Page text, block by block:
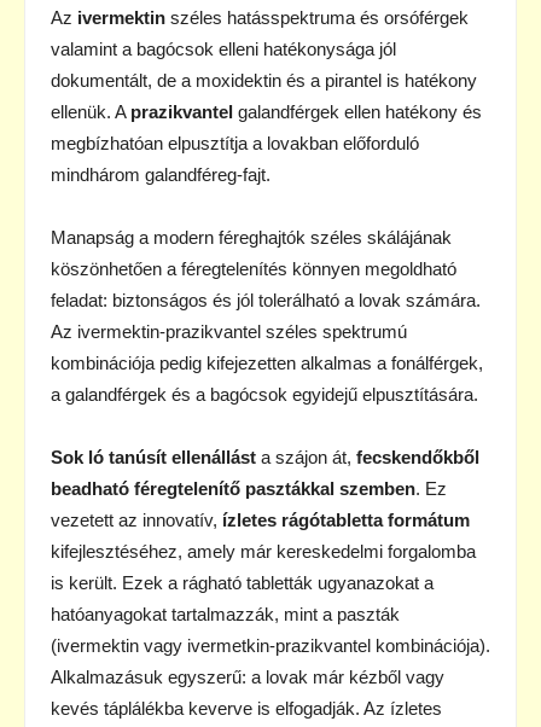
Az ivermektin széles hatásspektruma és orsóférgek
valamint a bagócsok elleni hatékonysága jól
dokumentált, de a moxidektin és a pirantel is hatékony
ellenük. A prazikvantel galandférgek ellen hatékony és
megbízhatóan elpusztítja a lovakban előforduló
mindhárom galandféreg-fajt.
Manapság a modern féreghajtók széles skálájának
köszönhetően a féregtelenítés könnyen megoldható
feladat: biztonságos és jól tolerálható a lovak számára.
Az ivermektin-prazikvantel széles spektrumú
kombinációja pedig kifejezetten alkalmas a fonálférgek,
a galandférgek és a bagócsok egyidejű elpusztítására.
Sok ló tanúsít ellenállást a szájon át, fecskendőkből
beadható féregtelenítő pasztákkal szemben. Ez
vezetett az innovatív, ízletes rágótabletta formátum
kifejlesztéséhez, amely már kereskedelmi forgalomba
is került. Ezek a rágható tabletták ugyanazokat a
hatóanyagokat tartalmazzák, mint a paszták
(ivermektin vagy ivermetkin-prazikvantel kombinációja).
Alkalmazásuk egyszerű: a lovak már kézből vagy
kevés táplálékba keverve is elfogadják. Az ízletes